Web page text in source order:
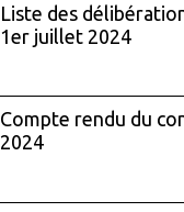
Liste des
1er juillet 2024
Compte rendu du
2024